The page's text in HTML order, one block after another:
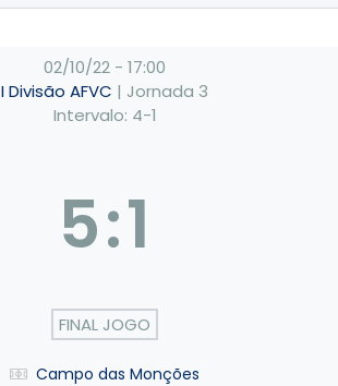
02/10/22 - 17:00
I Divisão AFVC | Jornada 3
Intervalo: 4-1
5:1
FINAL JOGO
Campo das Monções